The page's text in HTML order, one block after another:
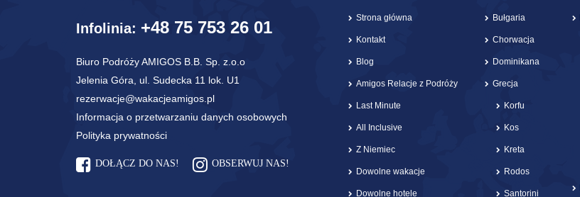
Infolinia: +48 75 753 26 01
Biuro Podróży AMIGOS B.B. Sp. z.o.o
Jelenia Góra, ul. Sudecka 11 lok. U1
rezerwacje@wakacjeamigos.pl
Informacja o przetwarzaniu danych osobowych
Polityka prywatności
DOŁĄCZ DO NAS! OBSERWUJ NAS!
Strona główna
Kontakt
Blog
Amigos Relacje z Podróży
Last Minute
All Inclusive
Z Niemiec
Dowolne wakacje
Dowolne hotele
Bułgaria
Chorwacja
Dominikana
Grecja
Korfu
Kos
Kreta
Rodos
Santorini